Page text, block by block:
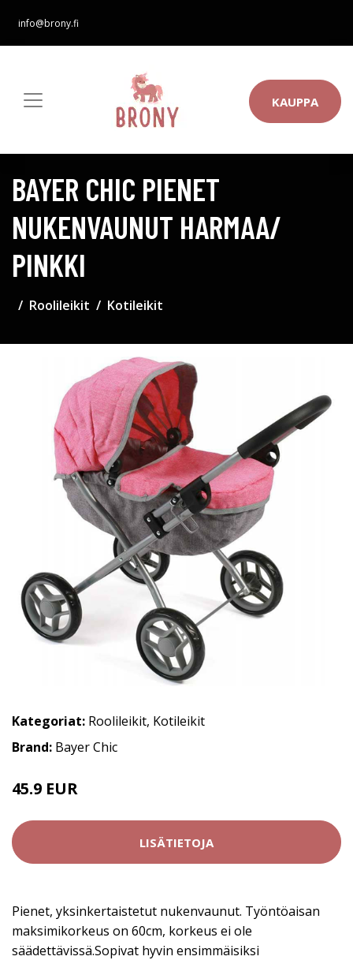
info@brony.fi
KAUPPA
BAYER CHIC PIENET
NUKENVAUNUT HARMAA/
PINKKI
Roolileikit Kotileikit
Kategoriat: Roolileikit, Kotileikit
Brand: Bayer Chic
45.9 EUR
LISÄTIETOJA
Pienet, yksinkertaistetut nukenvaunut. Työntöaisan
maksimikorkeus on 60cm, korkeus ei ole
säädettävissä.Sopivat hyvin ensimmäisiksi